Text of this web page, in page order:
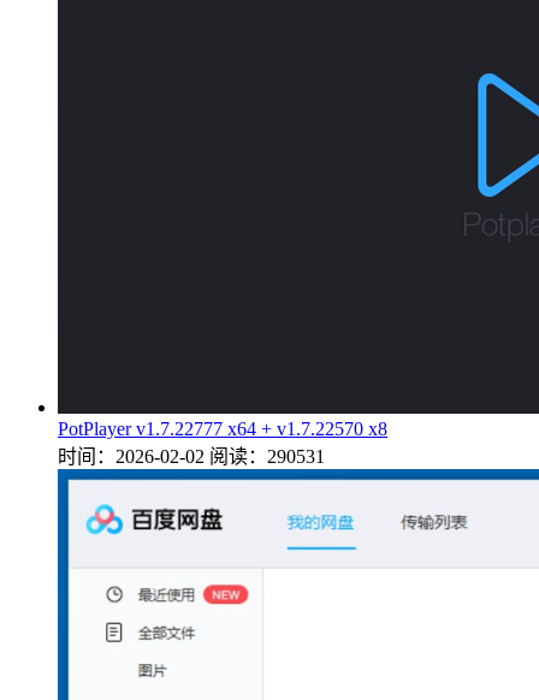
PotPlayer v1.7.22777 x64 + v1.7.22570 x8
时间：2026-02-02 阅读：290531